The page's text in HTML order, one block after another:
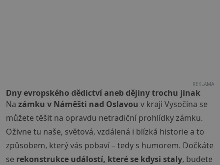
REKLAMA
Dny evropského dědictví aneb dějiny trochu jinak
Na zámku v Náměšti nad Oslavou v kraji Vysočina se
můžete těšit na opravdu netradiční prohlídky zámku.
Oživne tu naše, světová, vzdálená i blízká historie a to
způsobem, který vás pobaví – tedy s humorem. Dočkáte
se rekonstrukce událostí, které se kdysi staly, budete